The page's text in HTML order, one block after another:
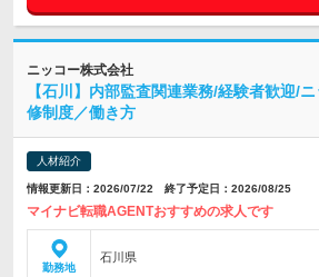
ニッコー株式会社
【石川】内部監査関連業務/経験者歓迎/
修制度／働き方
人材紹介
情報更新日：2026/07/22 終了予定日：2026/08/25
マイナビ転職AGENTおすすめの求人です
勤務地
石川県